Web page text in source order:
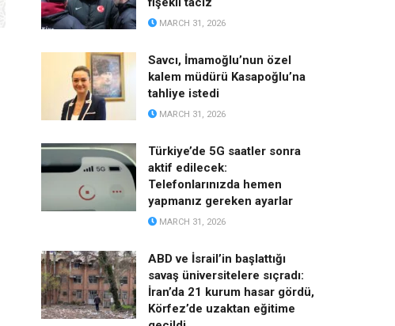
MARCH 31, 2026
Savcı, İmamoğlu’nun özel
kalem müdürü Kasapoğlu’na
tahliye istedi
MARCH 31, 2026
Türkiye’de 5G saatler sonra
aktif edilecek:
Telefonlarınızda hemen
yapmanız gereken ayarlar
MARCH 31, 2026
ABD ve İsrail’in başlattığı
savaş üniversitelere sıçradı:
İran’da 21 kurum hasar gördü,
Körfez’de uzaktan eğitime